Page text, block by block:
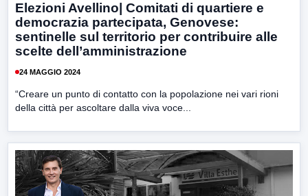
Elezioni Avellino| Comitati di quartiere e
democrazia partecipata, Genovese:
sentinelle sul territorio per contribuire alle
scelte dell’amministrazione
24 MAGGIO 2024
“Creare un punto di contatto con la popolazione nei vari rioni
della città per ascoltare dalla viva voce...